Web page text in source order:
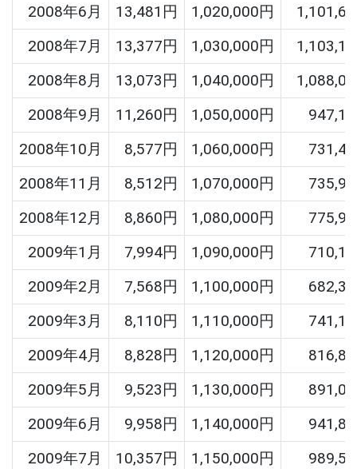
2008年6月
13,481円 1,020,000円
2008年7月
13,377円 1,030,000円
2008年8月
13,073円 1,040,000円
2008年9月
11,260円 1,050,000円
2008年10月
8,577円 1,060,000円
2008年11月
8,512円 1,070,000円
2008年12月
8,860円 1,080,000円
2009年1月
7,994円 1,090,000円
2009年2月
7,568円 1,100,000円
2009年3月
8,110円 1,110,000円
2009年4月
8,828円 1,120,000円
2009年5月
9,523円 1,130,000円
2009年6月
9,958円 1,140,000円
2009年7月
10,357円 1,150,000円